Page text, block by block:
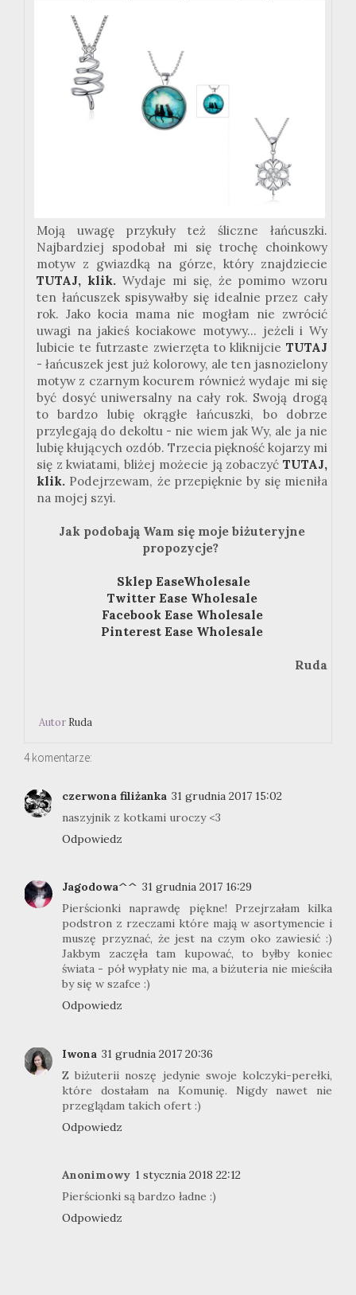
Moją uwagę przykuły też śliczne łańcuszki.
Najbardziej spodobał mi się trochę choinkowy
motyw z gwiazdką na górze, który znajdziecie
TUTAJ, klik. Wydaje mi się, że pomimo wzoru
ten łańcuszek spisywałby się idealnie przez cały
rok. Jako kocia mama nie mogłam nie zwrócić
uwagi na jakieś kociakowe motywy... jeżeli i Wy
lubicie te futrzaste zwierzęta to kliknijcie TUTAJ
- łańcuszek jest już kolorowy, ale ten jasnozielony
motyw z czarnym kocurem również wydaje mi się
być dosyć uniwersalny na cały rok. Swoją drogą
to bardzo lubię okrągłe łańcuszki, bo dobrze
przylegają do dekoltu - nie wiem jak Wy, ale ja nie
lubię kłujących ozdób. Trzecia piękność kojarzy mi
się z kwiatami, bliżej możecie ją zobaczyć TUTAJ,
klik. Podejrzewam, że przepięknie by się mieniła
na mojej szyi.
Jak podobają Wam się moje biżuteryjne
propozycje?
Sklep EaseWholesale
Twitter Ease Wholesale
Facebook Ease Wholesale
Pinterest Ease Wholesale
Ruda
Autor Ruda
4 komentarze:
czerwona filiżanka 31 grudnia 2017 15:02
naszyjnik z kotkami uroczy <3
Odpowiedz
Jagodowa^^ 31 grudnia 2017 16:29
Pierścionki naprawdę piękne! Przejrzałam kilka
podstron z rzeczami które mają w asortymencie i
muszę przyznać, że jest na czym oko zawiesić :)
Jakbym zaczęła tam kupować, to byłby koniec
świata - pół wypłaty nie ma, a biżuteria nie mieściła
by się w szafce :)
Odpowiedz
Iwona 31 grudnia 2017 20:36
Z biżuterii noszę jedynie swoje kolczyki-perełki,
które dostałam na Komunię. Nigdy nawet nie
przeglądam takich ofert :)
Odpowiedz
Anonimowy 1 stycznia 2018 22:12
Pierścionki są bardzo ładne :)
Odpowiedz